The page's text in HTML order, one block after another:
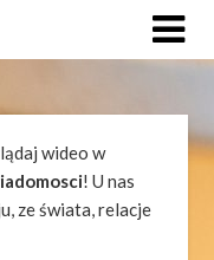
wideo w
! U nas
ze świata, relacje